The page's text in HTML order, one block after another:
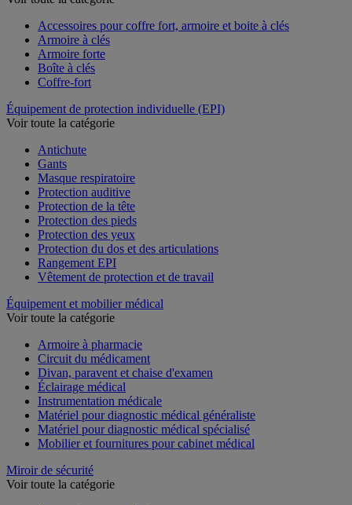
Accessoires pour coffre fort, armoire et boite à clés
Armoire à clés
Armoire forte
Boîte à clés
Équipement de protection individuelle (EPI)
Antichute
Gants
Masque respiratoire
Protection auditive
Protection de la tête
Protection des pieds
Protection des yeux
Protection du dos et des articulations
Rangement EPI
Équipement et mobilier médical
Armoire à pharmacie
Circuit du médicament
Divan, paravent et chaise d'examen
Éclairage médical
Instrumentation médicale
Matériel pour diagnostic médical généraliste
Matériel pour diagnostic médical spécialisé
Miroir de sécurité